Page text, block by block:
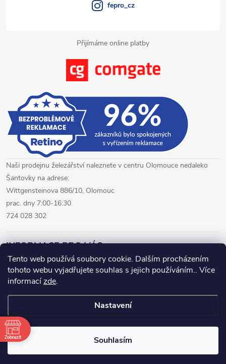
Tento web používá soubory cookie. Dalším procházením
tohoto webu vyjadřujete souhlas s jejich používáním.. Více
informacízde.
Nastavení
Souhlasím
Přijímáme online platby
fepro_cz
Naši prodejnu železářství naleznete v centru Olomouce nedaleko
Šantovky na adrese:
Wittgensteinova 886/10, Olomouc
prac. dny 7:00-16:30
724 028 302
INFORMACE PRO VÁS
železářství Olomouc
CNC pálení plechů Olomouc
Copyright 2026www.fepro.cz. Všechna práva vyhrazena.
Zobrazit